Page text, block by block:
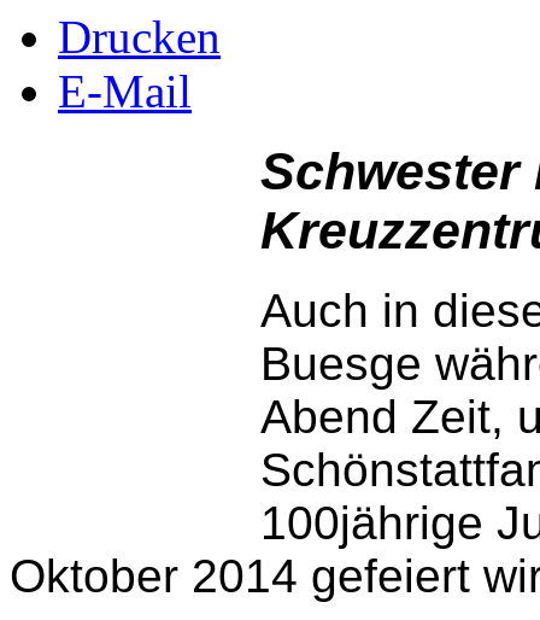
Drucken
E-Mail
Schwester
Auch in
Buesge
Abend Zeit,
100jährige
Oktober 2014 gefeiert